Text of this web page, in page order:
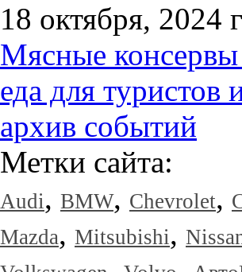
18 октября, 2024
Мясные консервы
еда для туристов
архив событий
Метки сайта:
Audi, BMW, Chevrolet,
Mazda, Mitsubishi,